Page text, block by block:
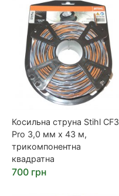
Косильна струна Stihl CF3
Pro 3,0 мм х 43 м,
трикомпонентна
квадратна
700 грн